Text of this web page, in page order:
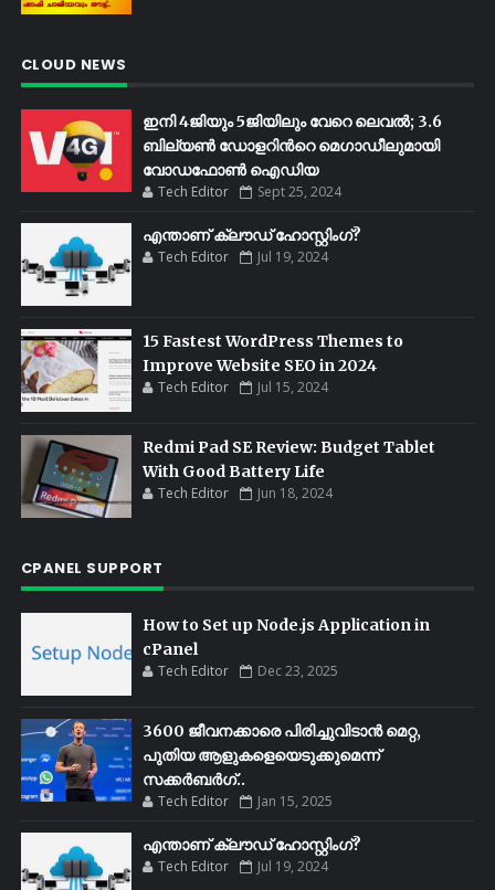
CLOUD NEWS
ഇനി 4ജിയും 5ജിയിലും വേറെ ലെവൽ; 3.6
ബില്യണ്‍ ഡോളറിന്‍റെ മെഗാഡീലുമായി
വോഡഫോണ്‍ ഐഡിയ
Tech Editor Sept 25, 2024
എന്താണ് ക്ലൗഡ് ഹോസ്റ്റിംഗ്?
Tech Editor Jul 19, 2024
15 Fastest WordPress Themes to
Improve Website SEO in 2024
Tech Editor Jul 15, 2024
Redmi Pad SE Review: Budget Tablet
With Good Battery Life
Tech Editor Jun 18, 2024
CPANEL SUPPORT
How to Set up Node.js Application in
cPanel
Tech Editor Dec 23, 2025
3600 ജീവനക്കാരെ പിരിച്ചുവിടാൻ മെറ്റ,
പുതിയ ആളുകളെയെടുക്കുമെന്ന്
സക്കർബർഗ്..
Tech Editor Jan 15, 2025
എന്താണ് ക്ലൗഡ് ഹോസ്റ്റിംഗ്?
Tech Editor Jul 19, 2024